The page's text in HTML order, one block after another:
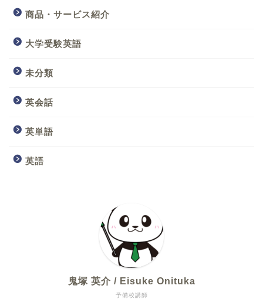
商品・サービス紹介
大学受験英語
未分類
英会話
英単語
英語
予備校講師
鬼塚 英介 / Eisuke Onituka